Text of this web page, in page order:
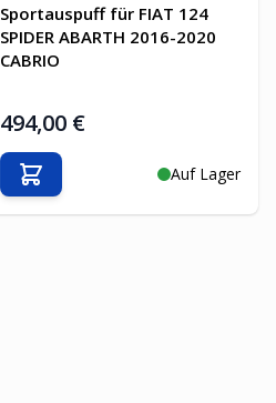
Sportauspuff für FIAT 124
SPIDER ABARTH 2016-2020
CABRIO
494,00 €
Auf Lager
In den Warenkorb